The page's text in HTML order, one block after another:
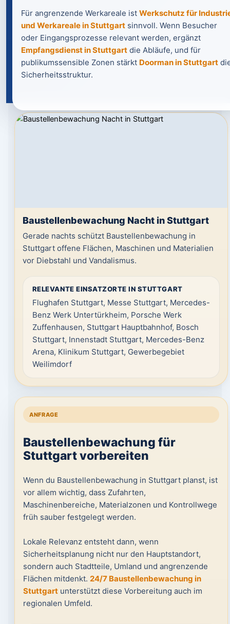
Für angrenzende Werkareale ist Werkschutz für
und Werkareale in Stuttgart sinnvoll. Wenn Besucher
oder Eingangsprozesse relevant werden, ergänzt
Empfangsdienst in Stuttgart die Abläufe, und für
publikumssensible Zonen stärkt Doorman in Stuttgart
Sicherheitsstruktur.
Baustellenbewachung Nacht in Stuttgart
Gerade nachts schützt Baustellenbewachung in
Stuttgart offene Flächen, Maschinen und Materialien
vor Diebstahl und Vandalismus.
RELEVANTE EINSATZORTE IN STUTTGART
Flughafen Stuttgart, Messe Stuttgart, Mercedes-
Benz Werk Untertürkheim, Porsche Werk
Zuffenhausen, Stuttgart Hauptbahnhof, Bosch
Stuttgart, Innenstadt Stuttgart, Mercedes-Benz
Arena, Klinikum Stuttgart, Gewerbegebiet
Weilimdorf
ANFRAGE
Baustellenbewachung für
Stuttgart vorbereiten
Wenn du Baustellenbewachung in Stuttgart planst, ist
vor allem wichtig, dass Zufahrten,
Maschinenbereiche, Materialzonen und Kontrollwege
früh sauber festgelegt werden.
Lokale Relevanz entsteht dann, wenn
Sicherheitsplanung nicht nur den Hauptstandort,
sondern auch Stadtteile, Umland und angrenzende
Flächen mitdenkt. 24/7 Baustellenbewachung in
Stuttgartunterstützt diese Vorbereitung auch im
regionalen Umfeld.